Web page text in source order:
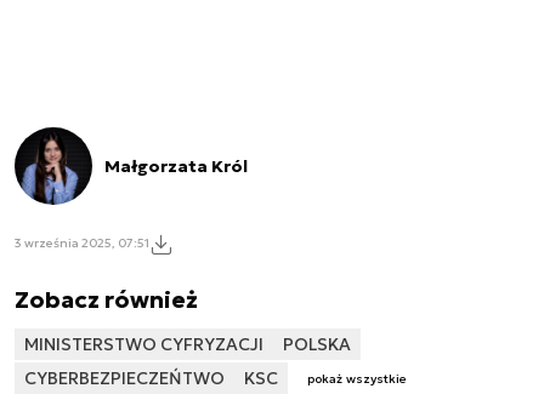
Małgorzata Król
3 września 2025, 07:51
Zobacz również
MINISTERSTWO CYFRYZACJI
POLSKA
CYBERBEZPIECZEŃTWO
KSC pokaż wszystkie